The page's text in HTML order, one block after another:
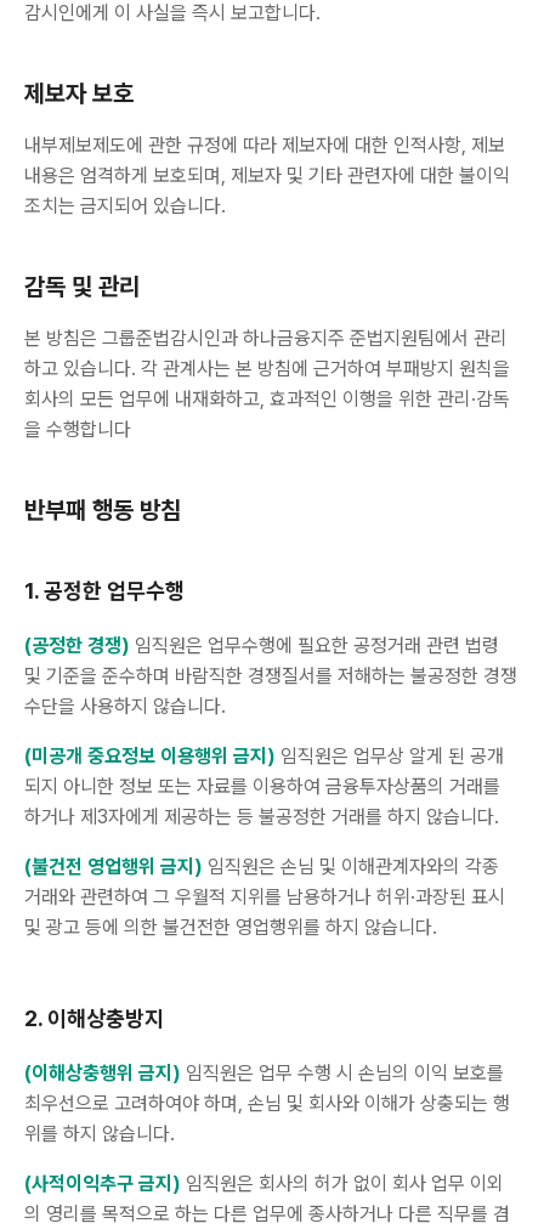
감시인에게 이 사실을 즉시 보고합니다.
제보자 보호
내부제보제도에 관한 규정에 따라 제보자에 대한 인적사항, 제보
내용은 엄격하게 보호되며, 제보자 및 기타 관련자에 대한 불이익
조치는 금지되어 있습니다.
감독 및 관리
본 방침은 그룹준법감시인과 하나금융지주 준법지원팀에서 관리
하고 있습니다. 각 관계사는 본 방침에 근거하여 부패방지 원칙을
회사의 모든 업무에 내재화하고, 효과적인 이행을 위한 관리·감독
을 수행합니다
반부패 행동 방침
1. 공정한 업무수행
(공정한 경쟁) 임직원은 업무수행에 필요한 공정거래 관련 법령
및 기준을 준수하며 바람직한 경쟁질서를 저해하는 불공정한 경쟁
수단을 사용하지 않습니다.
(미공개 중요정보 이용행위 금지) 임직원은 업무상 알게 된 공개
되지 아니한 정보 또는 자료를 이용하여 금융투자상품의 거래를
하거나 제3자에게 제공하는 등 불공정한 거래를 하지 않습니다.
(불건전 영업행위 금지) 임직원은 손님 및 이해관계자와의 각종
거래와 관련하여 그 우월적 지위를 남용하거나 허위·과장된 표시
및 광고 등에 의한 불건전한 영업행위를 하지 않습니다.
2. 이해상충방지
(이해상충행위 금지) 임직원은 업무 수행 시 손님의 이익 보호를
최우선으로 고려하여야 하며, 손님 및 회사와 이해가 상충되는 행
위를 하지 않습니다.
(사적이익추구 금지) 임직원은 회사의 허가 없이 회사 업무 이외
의 영리를 목적으로 하는 다른 업무에 종사하거나 다른 직무를 겸